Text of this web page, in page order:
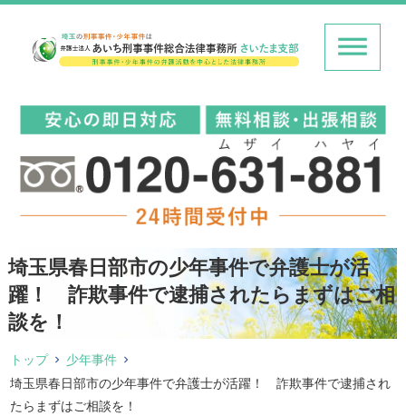
埼玉県春日部市の少年事件で弁護士が活
躍！ 詐欺事件で逮捕されたらまずはご相
談を！
トップ
少年事件
埼玉県春日部市の少年事件で弁護士が活躍！ 詐欺事件で逮捕され
たらまずはご相談を！